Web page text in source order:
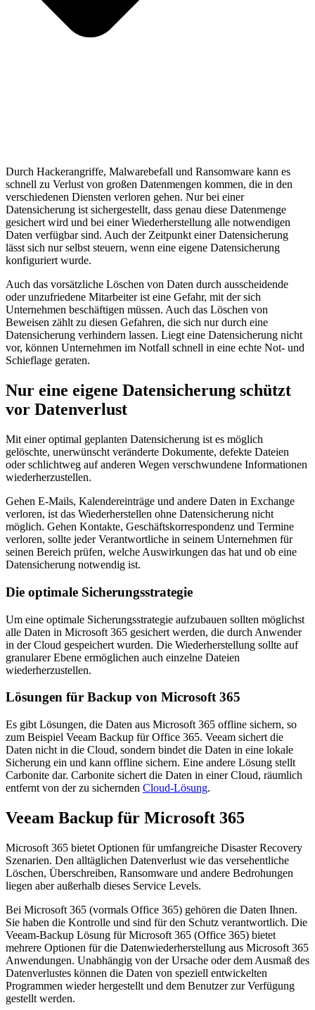
Durch Hackerangriffe, Malwarebefall und Ransomware kann es
schnell zu Verlust von großen Datenmengen kommen, die in den
verschiedenen Diensten verloren gehen. Nur bei einer
Datensicherung ist sichergestellt, dass genau diese Datenmenge
gesichert wird und bei einer Wiederherstellung alle notwendigen
Daten verfügbar sind. Auch der Zeitpunkt einer Datensicherung
lässt sich nur selbst steuern, wenn eine eigene Datensicherung
konfiguriert wurde.
Auch das vorsätzliche Löschen von Daten durch ausscheidende
oder unzufriedene Mitarbeiter ist eine Gefahr, mit der sich
Unternehmen beschäftigen müssen. Auch das Löschen von
Beweisen zählt zu diesen Gefahren, die sich nur durch eine
Datensicherung verhindern lassen. Liegt eine Datensicherung nicht
vor, können Unternehmen im Notfall schnell in eine echte Not- und
Schieflage geraten.
Nur eine eigene Datensicherung schützt
vor Datenverlust
Mit einer optimal geplanten Datensicherung ist es möglich
gelöschte, unerwünscht veränderte Dokumente, defekte Dateien
oder schlichtweg auf anderen Wegen verschwundene Informationen
wiederherzustellen.
Gehen E-Mails, Kalendereinträge und andere Daten in Exchange
verloren, ist das Wiederherstellen ohne Datensicherung nicht
möglich. Gehen Kontakte, Geschäftskorrespondenz und Termine
verloren, sollte jeder Verantwortliche in seinem Unternehmen für
seinen Bereich prüfen, welche Auswirkungen das hat und ob eine
Datensicherung notwendig ist.
Die optimale Sicherungsstrategie
Um eine optimale Sicherungsstrategie aufzubauen sollten möglichst
alle Daten in Microsoft 365 gesichert werden, die durch Anwender
in der Cloud gespeichert wurden. Die Wiederherstellung sollte auf
granularer Ebene ermöglichen auch einzelne Dateien
wiederherzustellen.
Lösungen für Backup von Microsoft 365
Es gibt Lösungen, die Daten aus Microsoft 365 offline sichern, so
zum Beispiel Veeam Backup für Office 365. Veeam sichert die
Daten nicht in die Cloud, sondern bindet die Daten in eine lokale
Sicherung ein und kann offline sichern. Eine andere Lösung stellt
Carbonite dar. Carbonite sichert die Daten in einer Cloud, räumlich
entfernt von der zu sichernden Cloud-Lösung.
Veeam Backup für Microsoft 365
Microsoft 365 bietet Optionen für umfangreiche Disaster Recovery
Szenarien. Den alltäglichen Datenverlust wie das versehentliche
Löschen, Überschreiben, Ransomware und andere Bedrohungen
liegen aber außerhalb dieses Service Levels.
Bei Microsoft 365 (vormals Office 365) gehören die Daten Ihnen.
Sie haben die Kontrolle und sind für den Schutz verantwortlich. Die
Veeam-Backup Lösung für Microsoft 365 (Office 365) bietet
mehrere Optionen für die Datenwiederherstellung aus Microsoft 365
Anwendungen. Unabhängig von der Ursache oder dem Ausmaß des
Datenverlustes können die Daten von speziell entwickelten
Programmen wieder hergestellt und dem Benutzer zur Verfügung
gestellt werden.